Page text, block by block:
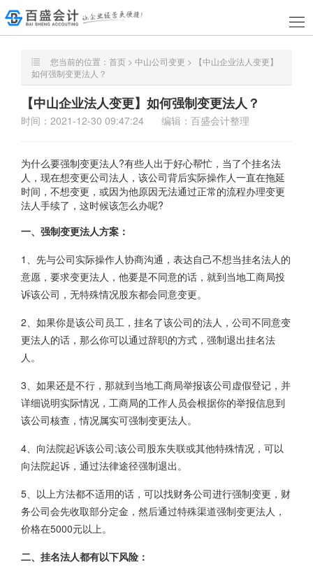
您当前的位置： 首页 > 中山公司变更 > 【中山企业法人变更】
如何强制变更法人？
【中山企业法人变更】如何强制变更法人？
时间：2021-12-30 09:47:24 编辑：百盛会计整理
为什么要强制变更法人?有些人出于好心帮忙，当了个挂名法
人，现在想变更公司法人，该公司背后实际操作人一直在拖延
时间，不想变更，或因为他原因无法通过正常的流程办理变更
法人手续了，这时候该怎么办呢?
一、强制变更法人方案：
1、先与公司实际操作人协商沟通，表达自己不想当挂名法人的
意愿，要求变更法人，他要是不同意的话，就到当地工商局投
诉该公司，无特殊情况股东都会同意变更。
2、如果你是该公司员工，挂名了该公司的法人，公司不同意变
更法人的话，那么你可以通过辞职的方式，强制退出挂名法
人。
3、如果还是不行，那就到当地工商局举报该公司虚假登记，并
详细说明实际情况，工商局的工作人员会根据你的举报信息到
该公司核查，情况属实可强制变更法人。
4、向法院起诉该公司;该公司股东失联或其他特殊情况，可以
向法院起诉，通过法律途径强制退出。
5、以上方法都不适用的话，可以找财务公司进行强制变更，财
务公司会先收取部分定金，然后通过特殊渠道强制变更法人，
价格在5000元以上。
二、挂名法人都有以下风险：